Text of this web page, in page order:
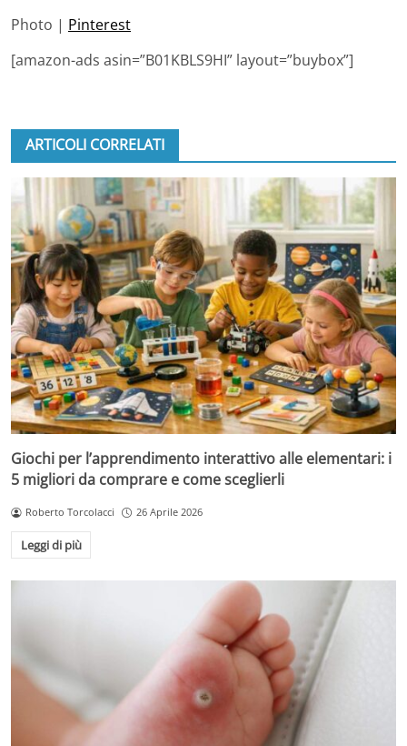
Photo | Pinterest
[amazon-ads asin=”B01KBLS9HI” layout=”buybox”]
ARTICOLI CORRELATI
Giochi per l’apprendimento interattivo alle elementari: i
5 migliori da comprare e come sceglierli
Roberto Torcolacci 26 Aprile 2026
Leggi di più